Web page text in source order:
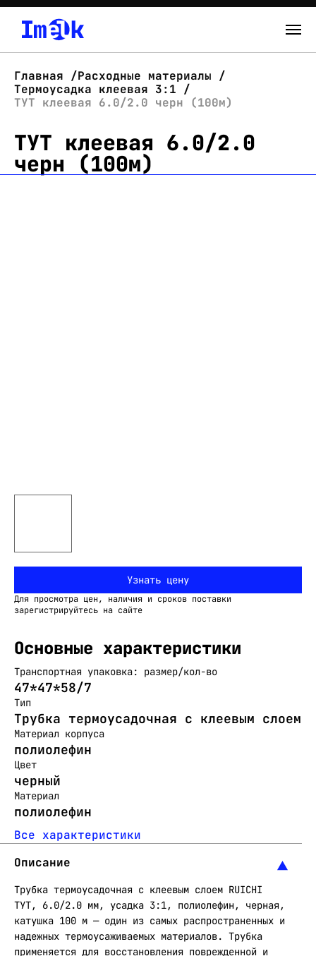
О нас
Новости
Склад
Главная
Расходные материалы
Термоусадка клеевая 3:1
ТУТ клеевая 6.0/2.0 черн (100м)
ТУТ клеевая 6.0/2.0
черн (100м)
Узнать цену
Для просмотра цен, наличия и сроков поставки
зарегистрируйтесь на сайте
Основные характеристики
Транспортная упаковка: размер/кол-во
47*47*58/7
Тип
Трубка термоусадочная с клеевым слоем
Материал корпуса
полиолефин
Цвет
черный
Материал
полиолефин
Все характеристики
Описание
Трубка термоусадочная с клеевым слоем RUICHI
ТУТ, 6.0/2.0 мм, усадка 3:1, полиолефин, черная,
катушка 100 м — один из самых распространенных и
надежных термоусаживаемых материалов. Трубка
применяется для восстановления поврежденной и